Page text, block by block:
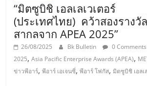
“มิตซูบิชิ เอลเลเวเตอร์
(ประเทศไทย) คว้าสองราง
สากลจาก APEA 2025”
26/08/2025 Bk Bulletin 0 Comments
2025,Asia Pacific Enterprise Awards (APEA),
ข่าวพีอาร์,พีอาร์ เอเจนซี่,พีอาร์ โฟกัส,มิตซูบิชิ เอลเ